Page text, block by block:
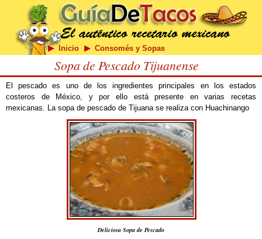
Inicio Consomés y Sopas
Sopa de Pescado Tijuanense
El pescado es uno de los ingredientes principales en los estados
costeros de México, y por ello está presente en varias recetas
mexicanas. La sopa de pescado de Tijuana se realiza con Huachinango
Deliciosa Sopa de Pescado